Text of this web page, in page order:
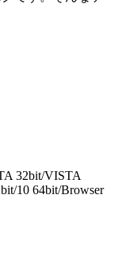
32bit/VISTA
10 64bit/Browser